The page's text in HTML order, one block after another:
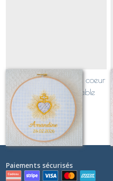
tambour brodé sacré coeur
LIBERTY, personnalisable
prénom et date
40€
Paiements sécurisés